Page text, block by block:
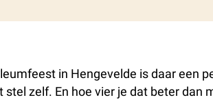
in Hengevelde is daar een
zelf. En hoe vier je dat beter dan